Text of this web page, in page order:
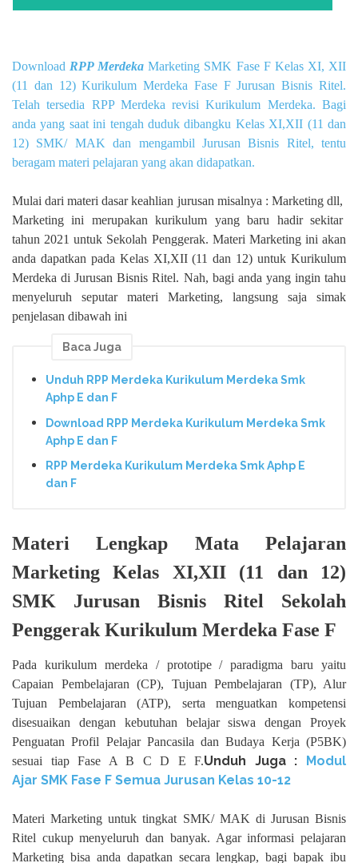
DownloadRPP Merdeka Marketing SMK Fase F Kelas XI, XII
(11 dan 12) Kurikulum Merdeka Fase F Jurusan Bisnis Ritel.
Telah tersedia RPP Merdeka revisi Kurikulum Merdeka. Bagi
anda yang saat ini tengah duduk dibangku Kelas XI,XII (11 dan
12) SMK/ MAK dan mengambil Jurusan Bisnis Ritel, tentu
beragam materi pelajaran yang akan didapatkan.
Mulai dari materi dasar keahlian jurusan misalnya : Marketing dll,
Marketing ini merupakan kurikulum yang baru hadir sekitar
tahun 2021 untuk Sekolah Penggerak. Materi Marketing ini akan
anda dapatkan pada Kelas XI,XII (11 dan 12) untuk Kurikulum
Merdeka di Jurusan Bisnis Ritel. Nah, bagi anda yang ingin tahu
menyeluruh seputar materi Marketing, langsung saja simak
penjelasan dibawah ini
Baca Juga
Unduh RPP Merdeka Kurikulum Merdeka Smk
Aphp E dan F
Download RPP Merdeka Kurikulum Merdeka Smk
Aphp E dan F
RPP Merdeka Kurikulum Merdeka Smk Aphp E
dan F
Materi Lengkap Mata Pelajaran
Marketing Kelas XI,XII (11 dan 12)
SMK Jurusan Bisnis Ritel Sekolah
Penggerak Kurikulum Merdeka Fase F
Pada kurikulum merdeka / prototipe / paradigma baru yaitu
Capaian Pembelajaran (CP), Tujuan Pembelajaran (TP), Alur
Tujuan Pembelajaran (ATP), serta menguatkan kompetensi
disesuaikan dengan kebutuhan belajar siswa dengan Proyek
Penguatan Profil Pelajar Pancasila dan Budaya Kerja (P5BK)
sesuai tiap Fase A B C D E F.Unduh Juga :
Modul
Ajar SMK Fase F Semua Jurusan Kelas 10-12
Materi Marketing untuk tingkat SMK/ MAK di Jurusan Bisnis
Ritel cukup menyeluruh dan banyak. Agar informasi pelajaran
Marketing bisa anda dapatkan secara lengkap, bagi bapak ibu